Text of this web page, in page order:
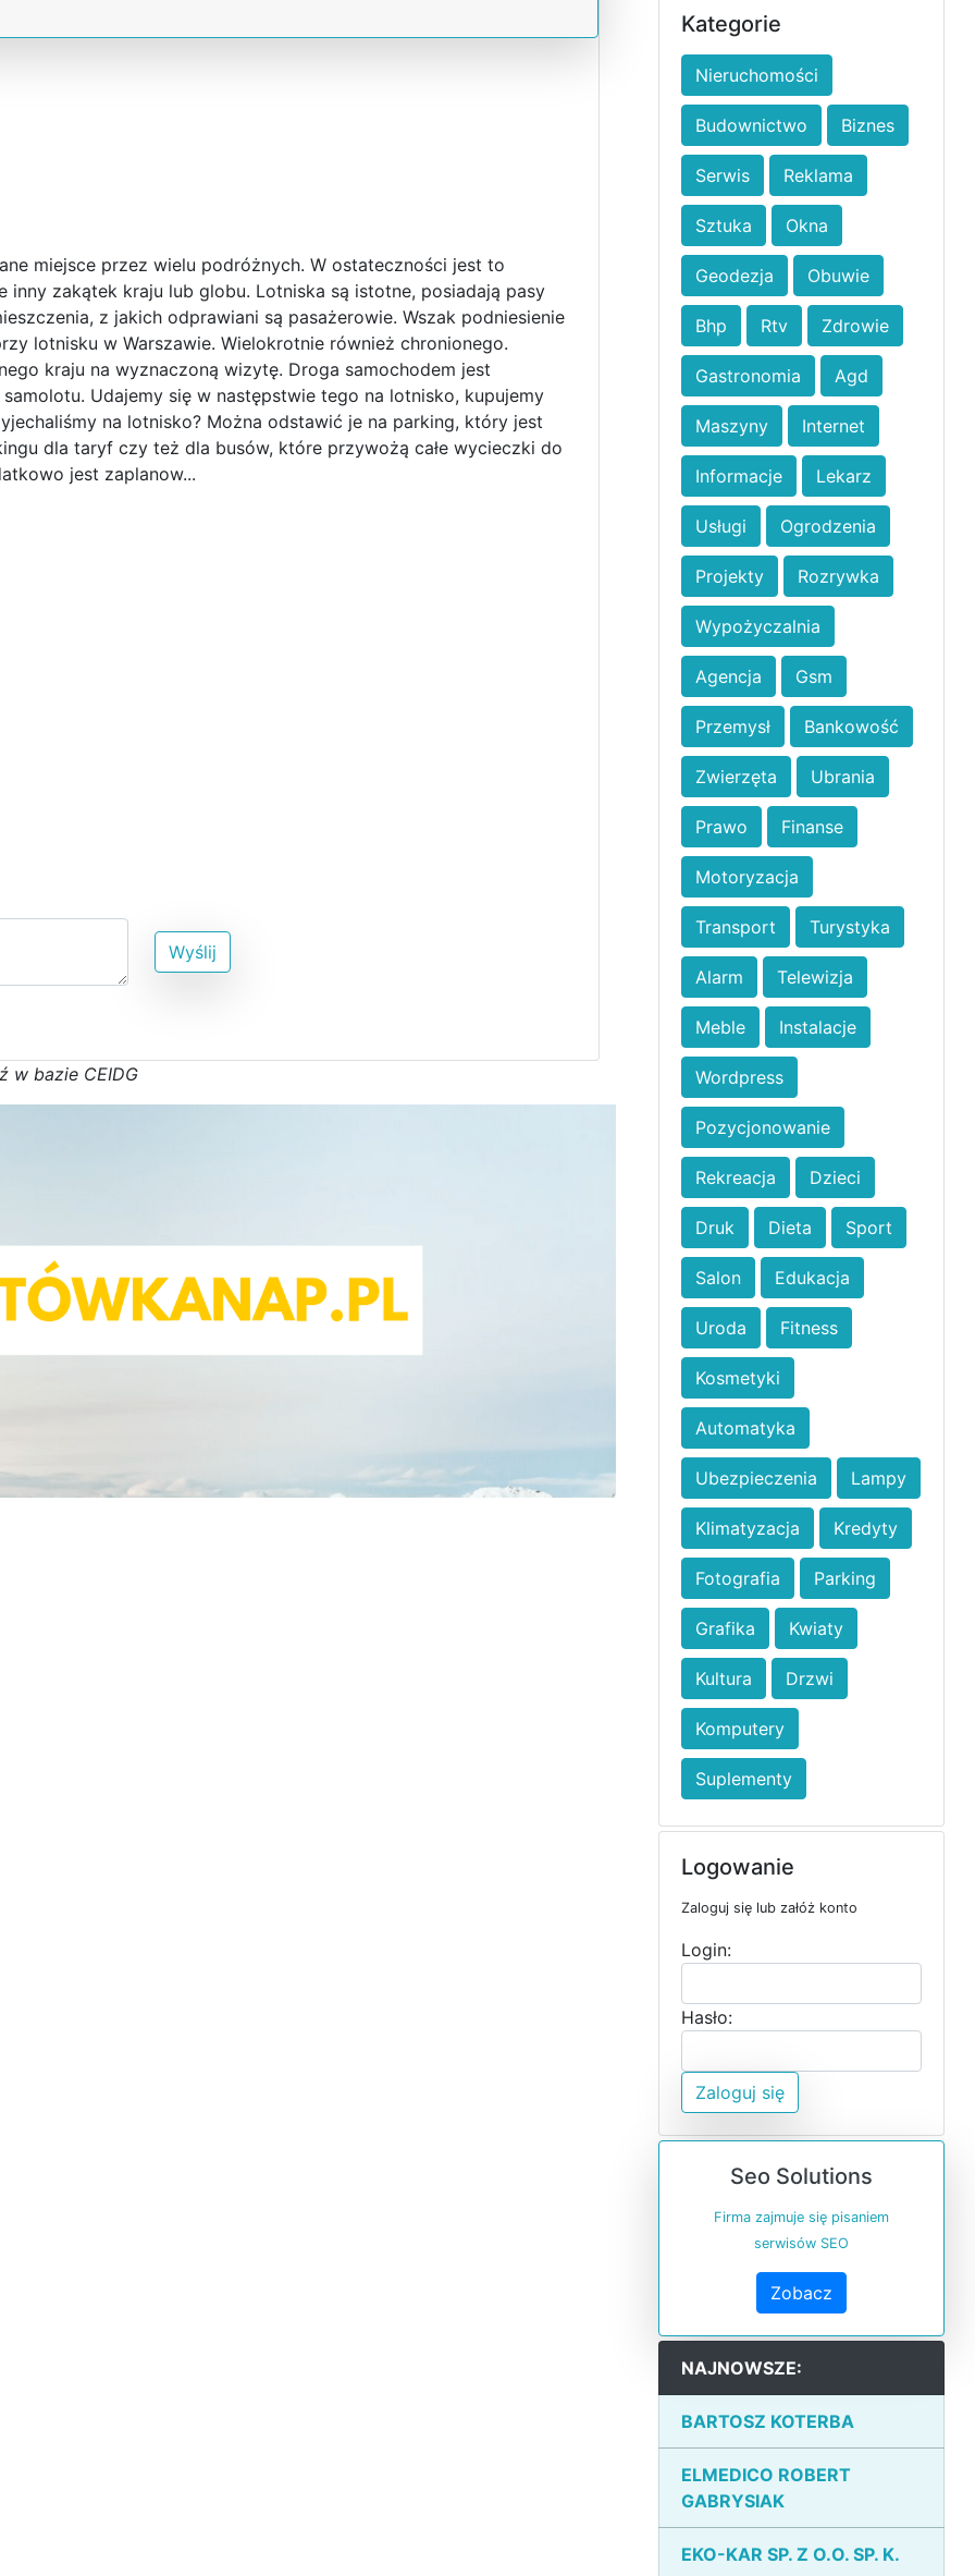
miejsce przez wielu podróżnych. W ostateczności jest to
inny zakątek kraju lub globu. Lotniska są istotne, posiadają pasy
z jakich odprawiani są pasażerowie. Wszak podniesienie
lotnisku w Warszawie. Wielokrotnie również chronionego.
kraju na wyznaczoną wizytę. Droga samochodem jest
Udajemy się w następstwie tego na lotnisko, kupujemy
na lotnisko? Można odstawić je na parking, który jest
dla taryf czy też dla busów, które przywożą całe wycieczki do
jest zaplanow...
Wyślij
ź w bazie CEIDG
Kategorie
Nieruchomości
Budownictwo Biznes
Serwis Reklama
Sztuka Okna
Geodezja Obuwie
Bhp Rtv Zdrowie
Gastronomia Agd
Maszyny Internet
Informacje Lekarz
Usługi Ogrodzenia
Projekty Rozrywka
Wypożyczalnia
Agencja Gsm
Przemysł Bankowość
Zwierzęta Ubrania
Prawo Finanse
Motoryzacja
Transport Turystyka
Alarm Telewizja
Meble Instalacje
Wordpress
Pozycjonowanie
Rekreacja Dzieci
Druk Dieta Sport
Salon Edukacja
Uroda Fitness
Kosmetyki
Automatyka
Ubezpieczenia Lampy
Klimatyzacja Kredyty
Fotografia Parking
Grafika Kwiaty
Kultura Drzwi
Komputery
Suplementy
Logowanie
Zaloguj się lub załóż konto
Login:
Hasło:
Zaloguj się
Seo Solutions
Firma zajmuje się pisaniem
serwisów SEO
Zobacz
NAJNOWSZE:
BARTOSZ KOTERBA
ELMEDICO ROBERT
GABRYSIAK
EKO-KAR SP. Z O.O. SP. K.